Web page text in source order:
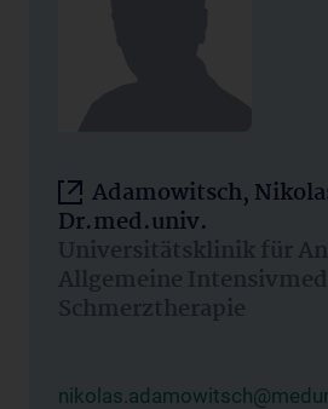
Adamowitsch,
Dr.med.univ.
Universitätsklinik für
Allgemeine
Schmerztherapie